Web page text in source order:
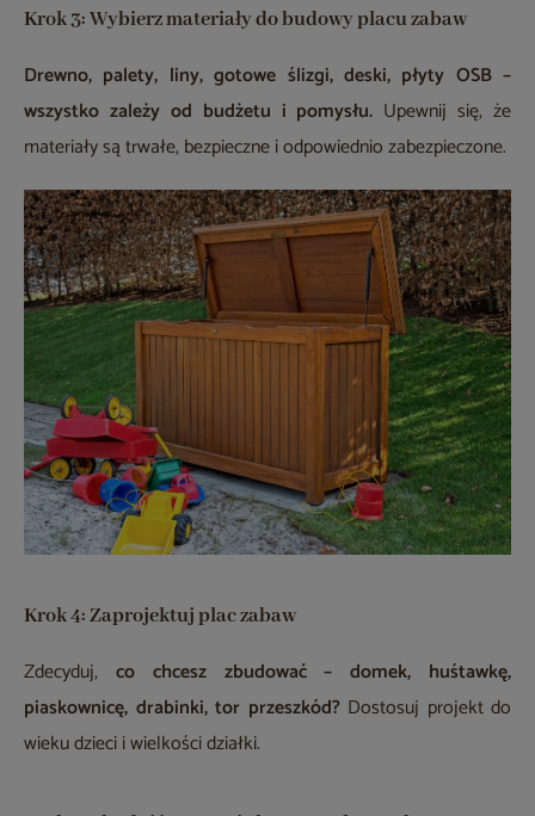
Krok 3: Wybierz materiały do budowy placu zabaw
Drewno, palety, liny, gotowe ślizgi, deski, płyty OSB –
wszystko zależy od budżetu i pomysłu. Upewnij się, że
materiały są trwałe, bezpieczne i odpowiednio zabezpieczone.
Krok 4: Zaprojektuj plac zabaw
Zdecyduj, co chcesz zbudować – domek, huśtawkę,
piaskownicę, drabinki, tor przeszkód?Dostosuj projekt do
wieku dzieci i wielkości działki.